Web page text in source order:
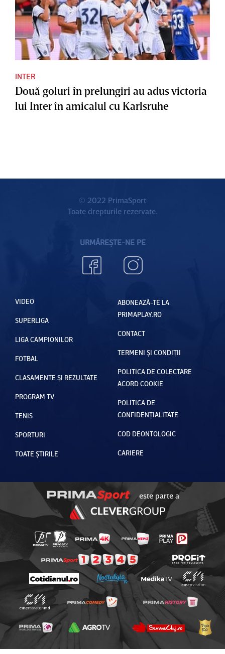
INTER
Două goluri în prelungiri au adus victoria
lui Inter în amicalul cu Karlsruhe
© 2022 PrimaSport
Toate drepturile rezervate.
URMĂREȘTE-NE PE
VIDEO
SUPERLIGA
LIGA CAMPIONILOR
FOTBAL
CLASAMENTE ȘI REZULTATE
PROGRAM TV
TENIS
SPORTURI
TOATE ȘTIRILE
ABONEAZĂ-TE LA
PRIMAPLAY.RO
CONTACT
TERMENI ȘI CONDIȚII
POLITICA DE COLECTARE
ACORD COOKIE
POLITICA DE
CONFIDENȚIALITATE
COD DEONTOLOGIC
CARIERE
este parte a